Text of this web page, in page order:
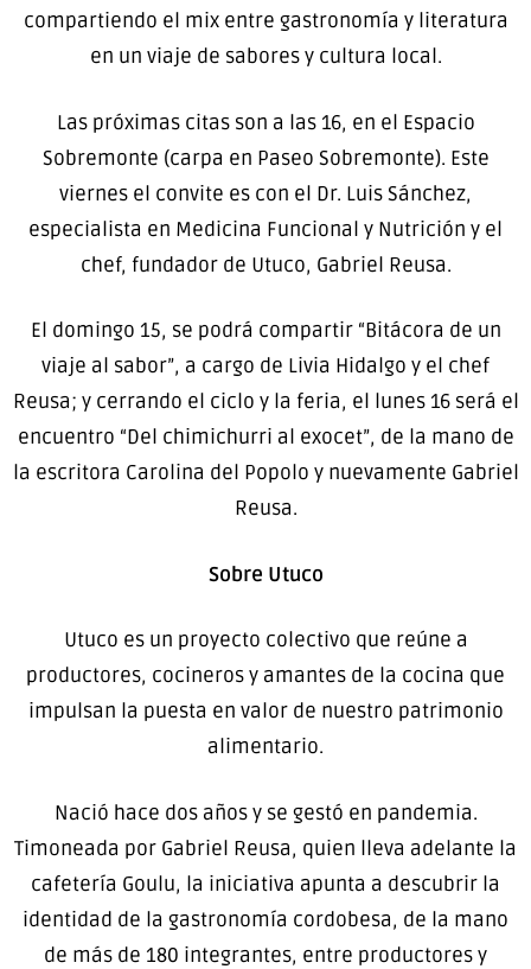
compartiendo el mix entre gastronomía y literatura
en un viaje de sabores y cultura local.
Las próximas citas son a las 16, en el Espacio
Sobremonte (carpa en Paseo Sobremonte). Este
viernes el convite es con el Dr. Luis Sánchez,
especialista en Medicina Funcional y Nutrición y el
chef, fundador de Utuco, Gabriel Reusa.
El domingo 15, se podrá compartir “Bitácora de un
viaje al sabor”, a cargo de Livia Hidalgo y el chef
Reusa; y cerrando el ciclo y la feria, el lunes 16 será el
encuentro “Del chimichurri al exocet”, de la mano de
la escritora Carolina del Popolo y nuevamente Gabriel
Reusa.
Sobre Utuco
Utuco es un proyecto colectivo que reúne a
productores, cocineros y amantes de la cocina que
impulsan la puesta en valor de nuestro patrimonio
alimentario.
Nació hace dos años y se gestó en pandemia.
Timoneada por Gabriel Reusa, quien lleva adelante la
cafetería Goulu, la iniciativa apunta a descubrir la
identidad de la gastronomía cordobesa, de la mano
de más de 180 integrantes, entre productores y